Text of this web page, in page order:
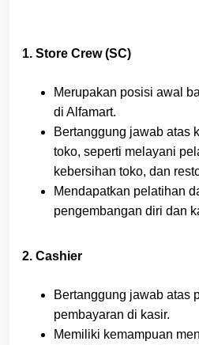
1. Store Crew (SC)
Merupakan posisi awal
di Alfamart.
Bertanggung jawab atas
toko, seperti melayani
kebersihan toko, dan
Mendapatkan pelatihan
pengembangan diri dan
2. Cashier
Bertanggung jawab atas
pembayaran di kasir.
Memiliki kemampuan